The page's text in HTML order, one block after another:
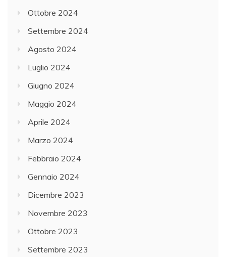
Ottobre 2024
Settembre 2024
Agosto 2024
Luglio 2024
Giugno 2024
Maggio 2024
Aprile 2024
Marzo 2024
Febbraio 2024
Gennaio 2024
Dicembre 2023
Novembre 2023
Ottobre 2023
Settembre 2023